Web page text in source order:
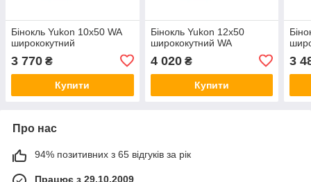
Бінокль Yukon 10х50 WA
ширококутний
3 770 ₴
Купити
Бінокль Yukon 12х50
ширококутний WA
4 020₴
Купити
3
Про нас
94% позитивних з 65 відгуків за рік
Працює з 29.10.2009